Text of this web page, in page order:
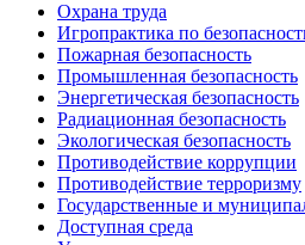
Охрана труда
Игропрактика по
Пожарная безопасность
Промышленная безопасность
Энергетическая безопасность
Радиационная безопасность
Экологическая безопасность
Противодействие коррупции
Противодействие терроризму
Государственные и
Доступная среда